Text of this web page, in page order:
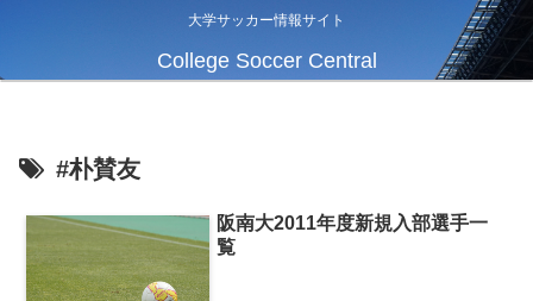
大学サッカー情報サイト
College Soccer Central
#朴賛友
阪南大2011年度新規入部選手一
覧